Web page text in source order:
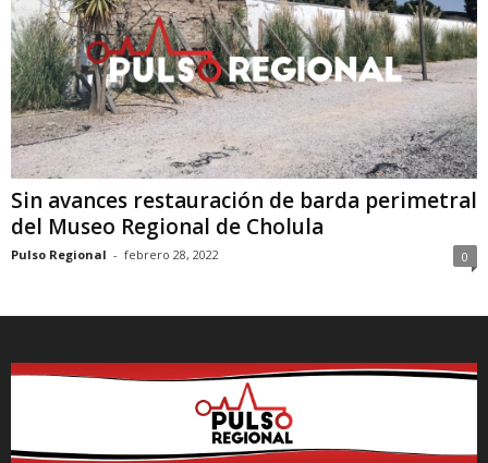
Sin avances restauración de barda perimetral
del Museo Regional de Cholula
Pulso Regional - febrero 28, 2022 0